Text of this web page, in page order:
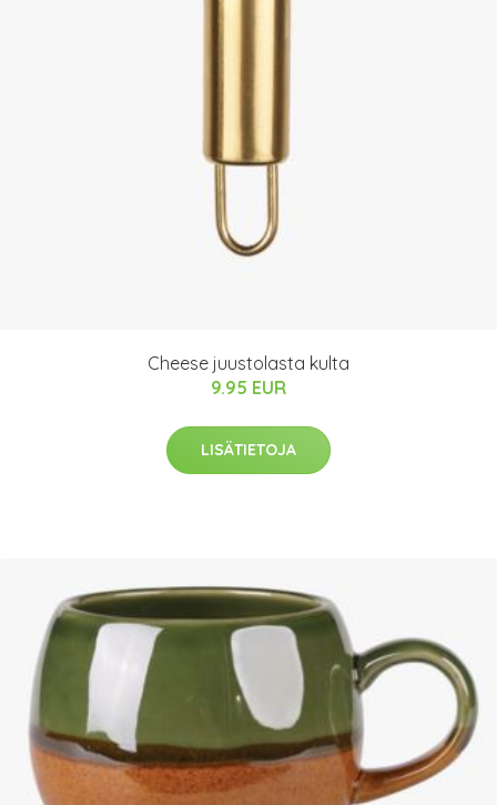
Cheese juustolasta kulta
9.95 EUR
LISÄTIETOJA